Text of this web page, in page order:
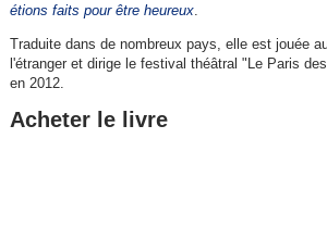
étions faits pour être heureux.
Traduite dans de nombreux pays, elle est jouée
l'étranger et dirige le festival théâtral "Le Paris
en 2012.
Acheter le livre